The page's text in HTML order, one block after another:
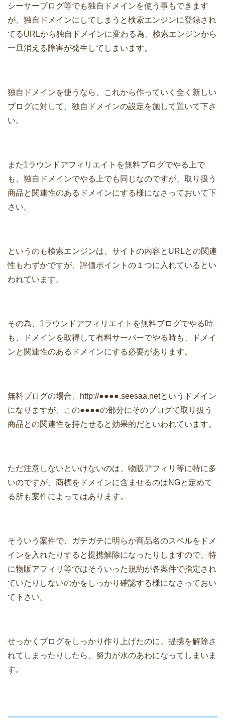
シーサーブログ等でも独自ドメインを使う事もできます
が、独自ドメインにしてしまうと検索エンジンに登録され
てるURLから独自ドメインに変わる為、検索エンジンから
一旦消える障害が発生してしまいます。
独自ドメインを使うなら、これから作っていく全く新しい
ブログに対して、独自ドメインの設定を施して置いて下さ
い。
また1ラウンドアフィリエイトを無料ブログでやる上で
も、独自ドメインでやる上でも同じなのですが、取り扱う
商品と関連性のあるドメインにする様になさっておいて下
さい。
というのも検索エンジンは、サイトの内容とURLとの関連
性もわずかですが、評価ポイントの１つに入れているとい
われています。
その為、1ラウンドアフィリエイトを無料ブログでやる時
も、ドメインを取得して有料サーバーでやる時も、ドメイ
ンと関連性のあるドメインにする必要があります。
無料ブログの場合、http://●●●●.seesaa.netというドメイン
になりますが、この●●●●の部分にそのブログで取り扱う
商品との関連性を持たせると効果的だといわれています。
ただ注意しないといけないのは、物販アフィリ等に特に多
いのですが、商標をドメインに含ませるのはNGと定めて
る所も案件によってはあります。
そういう案件で、ガチガチに明らか商品名のスペルをドメ
インを入れたりすると提携解除になったりしますので、特
に物販アフィリ等ではそういった規約が各案件で指定され
ていたりしないのかをしっかり確認する様になさっておい
て下さい。
せっかくブログをしっかり作り上げたのに、提携を解除さ
れてしまったりしたら、努力が水のあわになってしまいま
す。